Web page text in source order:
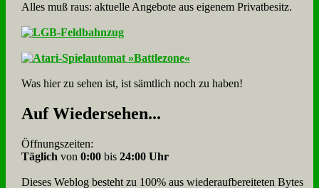
Alles muß raus: aktuelle An­ge­bo­te aus eigenem Privatbesitz.
Was hier zu sehen ist, ist sämt­lich noch zu haben!
Auf Wie­der­se­hen...
Öffnungszeiten:
Täglich von 0:00bis 24:00 Uhr
Dieses Weblog besteht zu 100% aus wie­der­auf­bereite­ten Bytes